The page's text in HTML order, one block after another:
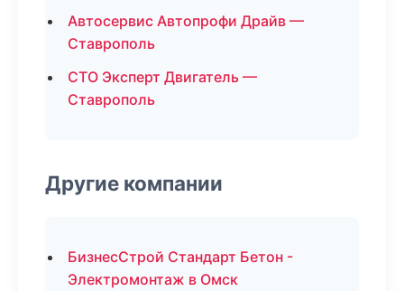
Автосервис Автопрофи Драйв —
Ставрополь
СТО Эксперт Двигатель —
Ставрополь
Другие компании
БизнесСтрой Стандарт Бетон -
Электромонтаж в Омск